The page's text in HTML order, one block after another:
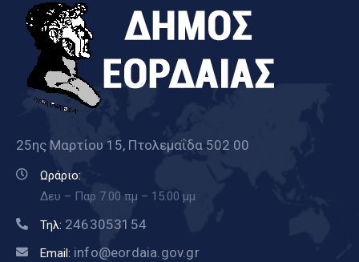
25ης Μαρτίου 15, Πτολεμαΐδα 502 00
Ωράριο:
Δευ – Παρ 7.00 πμ – 15.00 μμ
Τηλ: 2463053154
Email: info@eordaia.gov.gr